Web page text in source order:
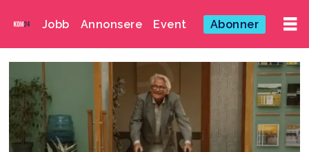
Jobb Annonsere Event Abonner
Emne:
nils
vogt